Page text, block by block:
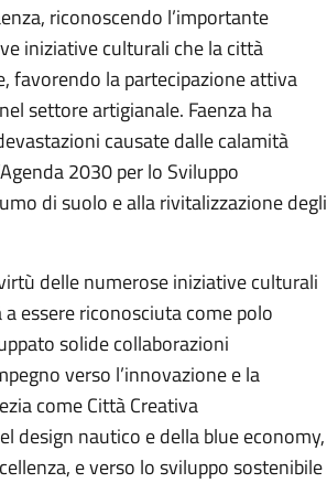
riconoscendo l’importante
iniziative culturali che la città
favorendo la partecipazione attiva
settore artigianale. Faenza ha
causate dalle calamità
2030 per lo Sviluppo
di suolo e alla rivitalizzazione degli
delle numerose iniziative culturali
essere riconosciuta come polo
solide collaborazioni
verso l’innovazione e la
come Città Creativa
design nautico e della blue economy,
e verso lo sviluppo sostenibile